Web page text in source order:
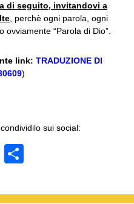
di seguito, invitandovi a
, perchè ogni parola, ogni
“Parola di Dio”.
link: TRADUZIONE DI
)
sui social:
T
e
n